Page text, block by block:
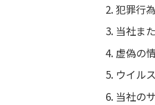
犯罪行
当社ま
虚偽の
ウイル
当社の